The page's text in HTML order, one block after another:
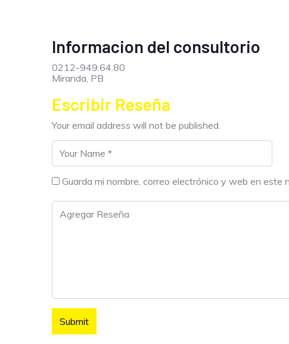
Informacion del consultorio
0212-949.64.80
Miranda, PB
Escribir Reseña
Your email address will not be published.
Guarda mi nombre, correo electrónico y web en